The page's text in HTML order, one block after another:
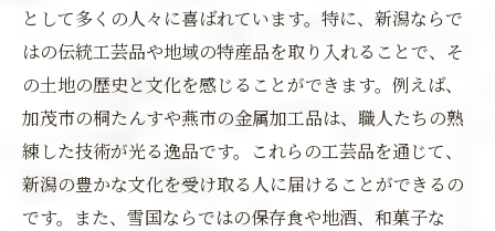
として多くの人々に喜ばれています。特に、新潟ならで
はの伝統工芸品や地域の特産品を取り入れることで、そ
の土地の歴史と文化を感じることができます。例えば、
加茂市の桐たんすや燕市の金属加工品は、職人たちの熟
練した技術が光る逸品です。これらの工芸品を通じて、
新潟の豊かな文化を受け取る人に届けることができるの
です。また、雪国ならではの保存食や地酒、和菓子な